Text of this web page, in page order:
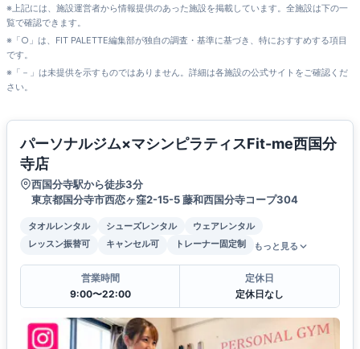
※上記には、施設運営者から情報提供のあった施設を掲載しています。全施設は下の一
覧で確認できます。
※「○」は、FIT PALETTE編集部が独自の調査・基準に基づき、特におすすめする項目
です。
※「－」は未提供を示すものではありません。詳細は各施設の公式サイトをご確認くだ
さい。
パーソナルジム×マシンピラティスFit-me西国分
寺店
西国分寺駅から徒歩3分
東京都国分寺市西恋ヶ窪2-15-5 藤和西国分寺コープ304
タオルレンタル シューズレンタル
ウェアレンタル
レッスン振替可
キャンセル可 トレーナー固定制 もっと見る
営業時間
9:00〜22:00
定休日
定休日なし